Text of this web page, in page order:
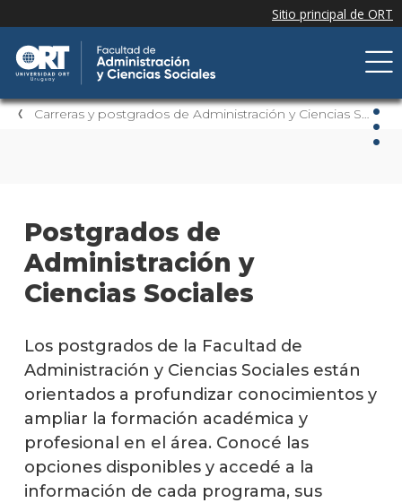
Carreras y postgrados de Administración y Ciencias Sociales
Postgrados de
Administración y
Ciencias Sociales
Los postgrados de la Facultad de
Administración y Ciencias Sociales están
orientados a profundizar conocimientos y
ampliar la formación académica y
profesional en el área. Conocé las
opciones disponibles y accedé a la
información de cada programa, sus